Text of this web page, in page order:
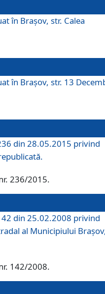
în Brașov, str. Calea
în Brașov, str. 13
din 28.05.2015 privind
236/2015.
din 25.02.2008 privind
al Municipiului
142/2008.